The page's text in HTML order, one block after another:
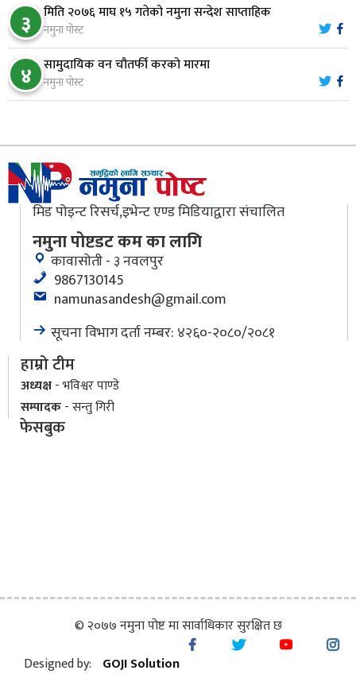
९
मौलाकालिकाको १८८२ खुड्किला : आस्था र आरोग्यको‘
‘सर्ट हाइकिङ’
१० वन उद्यममा जोडिँदै नवलपुरका महिला
३ मिति २०७६ माघ १५ गतेको नमुना सन्देश साप्ताहिक
नमुना पोस्ट
४ सामुदायिक वन चौतर्फी करको मारमा
नमुना पोस्ट
मिड पोइन्ट रिसर्च,इभेन्ट एण्ड मिडियाद्वारा संचालित
नमुना पोष्टडट कम का लागि
कावासोती - ३ नवलपुर
9867130145
namunasandesh@gmail.com
सूचना विभाग दर्ता नम्बर: ४२६०-२०८०/२०८१
हाम्रो टीम
अध्यक्ष- भविश्वर पाण्डे
सम्पादक- सन्तु गिरी
फेसबुक
© २०७७ नमुना पोष्ट मा सार्वाधिकार सुरक्षित छ
Designed by: GOJI Solution